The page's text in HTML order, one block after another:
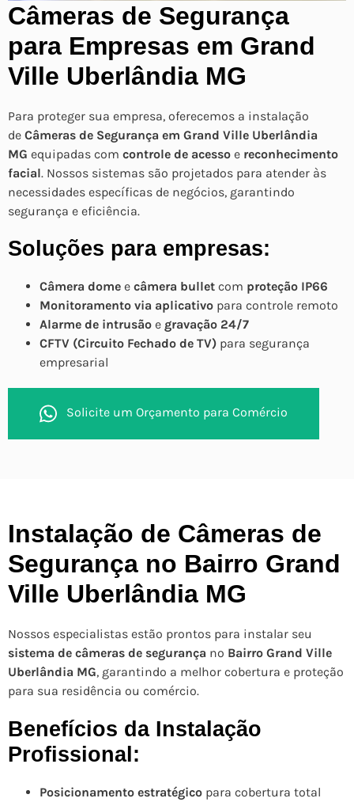
Câmeras de Segurança
para Empresas em Grand
Ville Uberlândia MG
Para proteger sua empresa, oferecemos a instalação
de Câmeras de Segurança em Grand Ville Uberlândia
MG equipadas com controle de acesso e reconhecimento
facial. Nossos sistemas são projetados para atender às
necessidades específicas de negócios, garantindo
segurança e eficiência.
Soluções para empresas:
Câmera dome e câmera bullet com proteção IP66
Monitoramento via aplicativo para controle remoto
Alarme de intrusão e gravação 24/7
CFTV (Circuito Fechado de TV) para segurança
empresarial
Solicite um Orçamento para Comércio
Instalação de Câmeras de
Segurança no Bairro Grand
Ville Uberlândia MG
Nossos especialistas estão prontos para instalar seu
sistema de câmeras de segurança no Bairro Grand Ville
Uberlândia MG, garantindo a melhor cobertura e proteção
para sua residência ou comércio.
Benefícios da Instalação
Profissional:
Posicionamento estratégico para cobertura total